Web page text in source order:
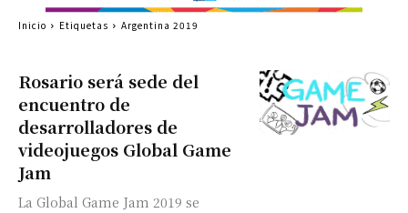
Rosario será sede del
encuentro de
desarrolladores de
videojuegos Global Game
Jam
La Global Game Jam 2019 se
Inicio Etiquetas Argentina 2019